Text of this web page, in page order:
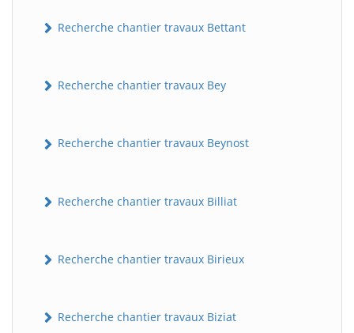
Recherche chantier travaux Bettant
Recherche chantier travaux Bey
Recherche chantier travaux Beynost
Recherche chantier travaux Billiat
Recherche chantier travaux Birieux
Recherche chantier travaux Biziat